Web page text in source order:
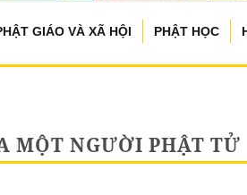
GIÁO VÀ XÃ HỘI PHẬT HỌC
MỘT NGƯỜI PHẬT TỬ